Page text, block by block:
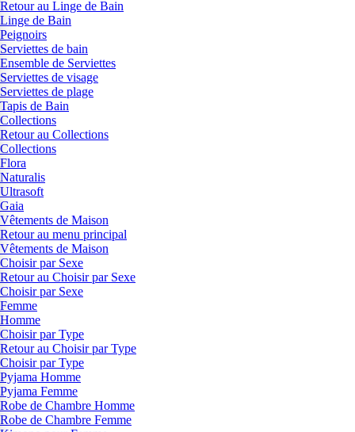
Retour au Linge de Bain
Linge de Bain
Peignoirs
Serviettes de bain
Ensemble de Serviettes
Serviettes de visage
Serviettes de plage
Tapis de Bain
Collections
Retour au Collections
Collections
Flora
Naturalis
Ultrasoft
Gaia
Vêtements de Maison
Retour au menu principal
Vêtements de Maison
Choisir par Sexe
Retour au Choisir par Sexe
Choisir par Sexe
Femme
Homme
Choisir par Type
Retour au Choisir par Type
Choisir par Type
Pyjama Homme
Pyjama Femme
Robe de Chambre Homme
Robe de Chambre Femme